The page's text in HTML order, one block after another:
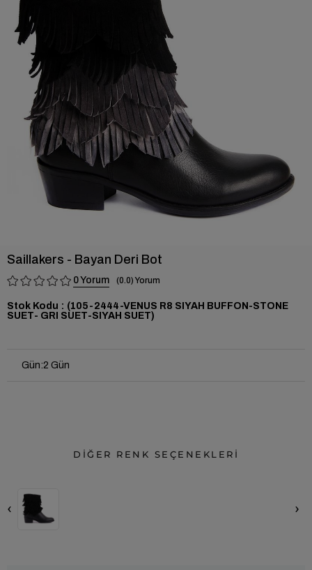
Saillakers - Bayan Deri Bot
0 0.0
Stok Kodu
(105-2444-VENUS R8 SIYAH BUFFON-STONE
SUET- GRI SUET-SIYAH SUET)
Gün:2 Gün
DİĞER RENK SEÇENEKLERİ
‹ ›